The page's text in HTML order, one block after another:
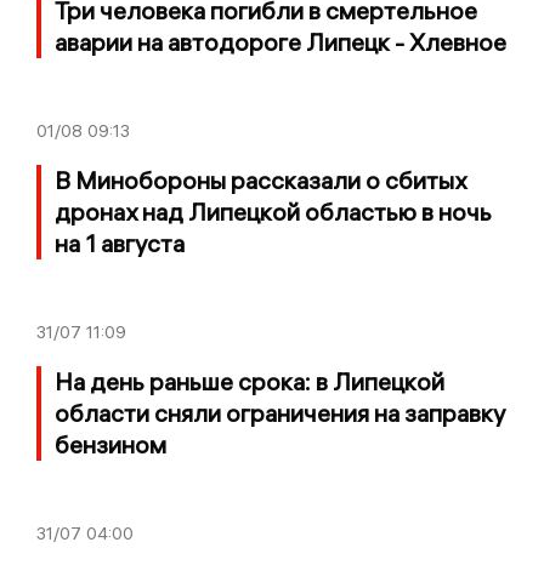
Три человека погибли в смертельное
аварии на автодороге Липецк - Хлевное
01/08 09:13
В Минобороны рассказали о сбитых
дронах над Липецкой областью в ночь
на 1 августа
31/07 11:09
На день раньше срока: в Липецкой
области сняли ограничения на заправку
бензином
31/07 04:00